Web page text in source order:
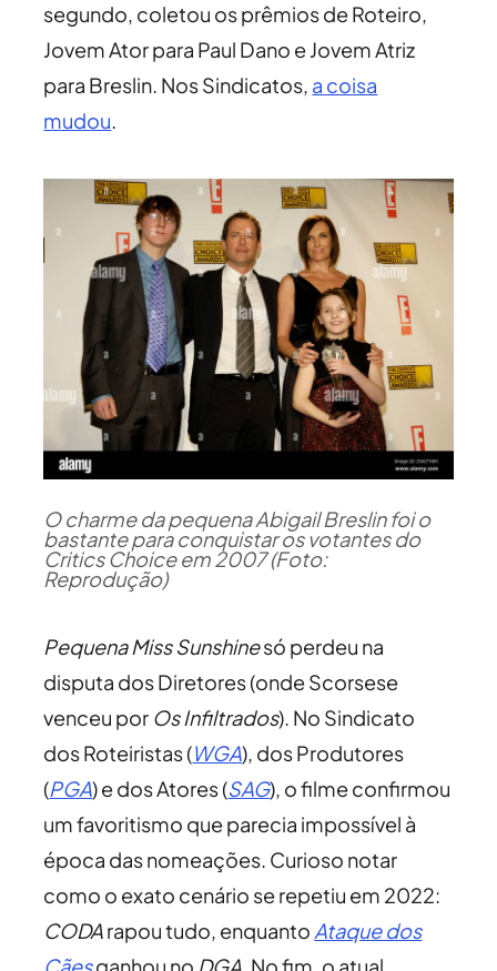
segundo, coletou os prêmios de Roteiro,
Jovem Ator para Paul Dano e Jovem Atriz
para Breslin. Nos Sindicatos, a coisa
mudou.
O charme da pequena Abigail Breslin foi o
bastante para conquistar os votantes do
Critics Choice em 2007 (Foto:
Reprodução)
Pequena Miss Sunshinesó perdeu na
disputa dos Diretores (onde Scorsese
venceu por Os Infiltrados). No Sindicato
dos Roteiristas (WGA), dos Produtores
(PGA) e dos Atores (SAG), o filme confirmou
um favoritismo que parecia impossível à
época das nomeações. Curioso notar
como o exato cenário se repetiu em 2022:
CODArapou tudo, enquanto Ataque dos